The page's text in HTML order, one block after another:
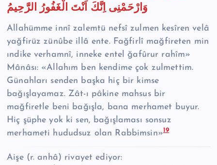
وَارْحَمْنِى اِنَّكَ اَنْتَ الْغَفُورُ الرَّحِيمُ
Allahümme innî zalemtü nefsî zulmen kesîren velâ
yağfirüz zünûbe illâ ente. Fağfirlî mağfireten min
ındike verhamnî, inneke entel ğafûrur rahîm»
Mânâsı: «Allahım ben kendime çok zulmettim.
Günahları senden başka hiç bir kimse
bağışlayamaz. Zât-ı pâkine mahsus bir
mağfiretle beni bağışla, bana merhamet buyur.
Hiç şüphe yok ki sen, bağışlaması sonsuz
merhameti hududsuz olan Rabbimsin»19
Aişe (r. anhâ) rivayet ediyor: